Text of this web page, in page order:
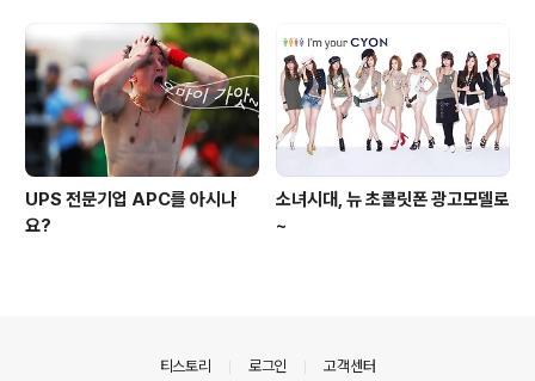
UPS 전문기업 APC를 아시나
요?
소녀시대, 뉴 초콜릿폰 광고모델로
~
티스토리 로그인 고객센터